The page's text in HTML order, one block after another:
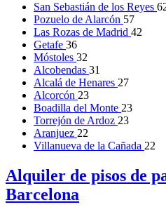
San Sebastián de los Reyes
Pozuelo de Alarcón 57
Las Rozas de Madrid 42
Getafe 36
Móstoles 32
Alcobendas 31
Alcalá de Henares 27
Alcorcón 23
Boadilla del Monte 23
Torrejón de Ardoz 23
Aranjuez 22
Villanueva de la Cañada 22
Alquiler de pisos de
Barcelona